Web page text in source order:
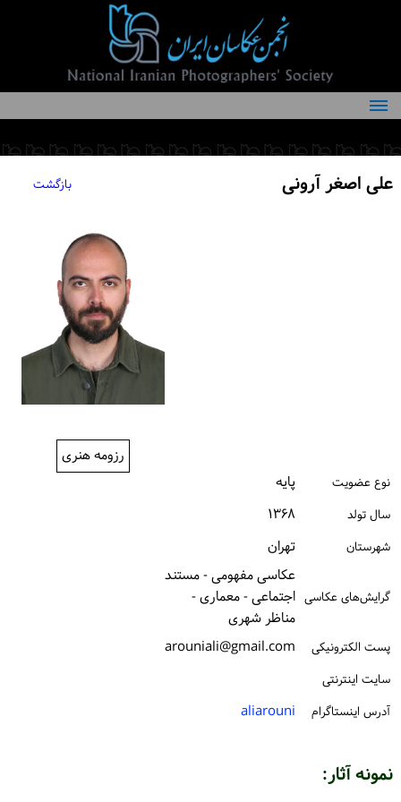
درباره انجمن
کمیته‌های انجمن
علی اصغر آرونی بازگشت
رزومه هنری
نوع عضویت پایه
سال تولد ۱۳۶۸
شهرستان تهران
گرایش‌های عکاسی
عکاسی مفهومی - مستند
اجتماعی - معماری -
مناظر شهری
پست الكترونیكی arouniali@gmail.com
سایت اینترنتی
آدرس اینستاگرام
aliarouni
نمونه آثار: